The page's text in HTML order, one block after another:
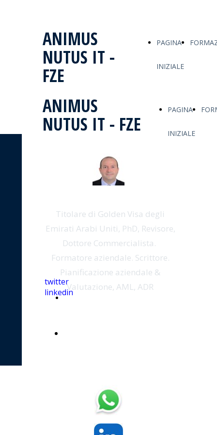
ANIMUS
NUTUS IT -
FZE
PAGINA
INIZIALE
ANIMUS
NUTUS IT - FZE
PAGINA
INIZIALE
Titolare di Golden Visa degli
Emirati Arabi Uniti, PhD, Revisore,
Dottore Commercialista.
Formatore aziendale. Scrittore.
Pianificazione aziendale &
Valutazione, AML, ADR
twitter
linkedin
alessio.faccia@gmail.com